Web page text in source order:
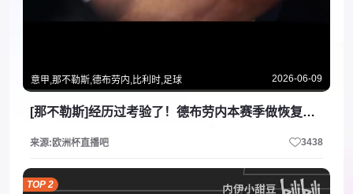
意甲,那不勒斯,德布劳内,比利时,足球 2026-06-09
[那不勒斯]经历过考验了！德布劳内本赛季做恢复训练的日子！
来源:欧洲杯直播吧 3438
TOP 2